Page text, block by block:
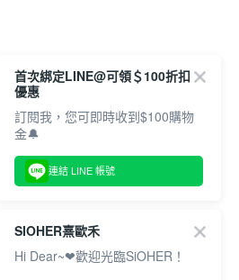
首次綁定LINE@可領＄100折扣
優惠
訂閱我，您可即時收到$100購物
金🔔
連結 LINE 帳號
SIOHER熹歐禾
Hi Dear~❤歡迎光臨SiOHER！